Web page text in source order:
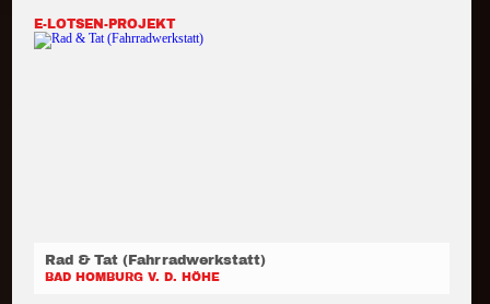
E-LOTSEN-PROJEKT
Rad & Tat (Fahrradwerkstatt)
BAD HOMBURG V. D. HÖHE